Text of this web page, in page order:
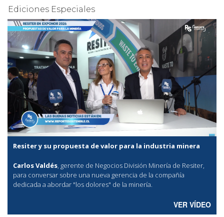
Ediciones Especiales
Resiter y su propuesta de valor para la industria minera
Carlos Valdés, gerente de Negocios División Minería de Resiter,
para conversar sobre una nueva gerencia de la compañía
dedicada a abordar "los dolores" de la minería.
VER VÍDEO